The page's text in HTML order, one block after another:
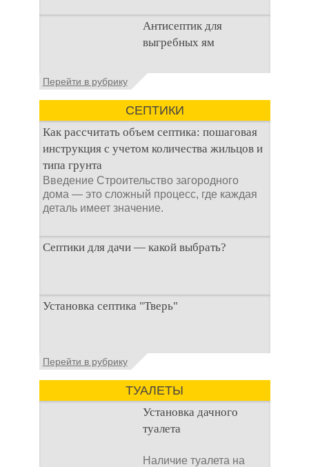
Очистка
канализационного
стока или выгребной
не самым приятным
Антисептик для
выгребных ям
Общие сведения об
Антисептик для
выгребных ям – это
специальные
Перейти в рубрику
СЕПТИКИ
Как рассчитать объем септика: пошаговая
инструкция с учетом количества жильцов и
типа грунта
Введение Строительство загородного
дома — это сложный процесс, где каждая
деталь имеет значение.
Септики для дачи — какой выбрать?
При строительстве дачи одной из
первоочередных задач становится
Установка септика "Тверь"
Установка септика Тверь - важнейший
аспект утилизации сточных вод в частных
домах и на загородных
Перейти в рубрику
ТУАЛЕТЫ
Установка дачного
туалета
Наличие туалета на